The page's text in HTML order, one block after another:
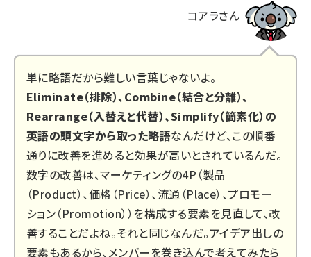
コアラさん
単に略語だから難しい言葉じゃないよ。
Eliminate（排除）、Combine（結合と分離）、
Rearrange（入替えと代替）、Simplify（簡素化）の
英語の頭文字から取った略語なんだけど、この順番
通りに改善を進めると効果が高いとされているんだ。
数字の改善は、マーケティングの4P（製品
（Product）、価格（Price）、流通（Place）、プロモー
ション（Promotion））を構成する要素を見直して、改
善することだよね。それと同じなんだ。アイデア出しの
要素もあるから、メンバーを巻き込んで考えてみたら